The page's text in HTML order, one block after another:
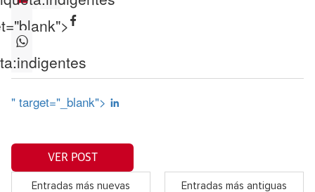
indigentes
" target="_blank">
VER POST
Entradas más nuevas Entradas más antiguas